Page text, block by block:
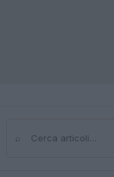
⌕Cerca